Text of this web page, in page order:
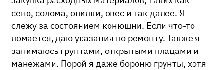
сено, солома, опилки, овес и так далее. Я
слежу за состоянием конюшни. Если что-то
ломается, даю указания по ремонту. Также я
занимаюсь грунтами, открытыми плацами и
манежами. Порой я даже бороню грунты, хотя